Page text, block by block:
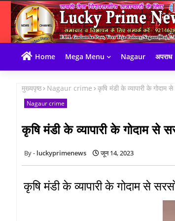
Home Mega Menu Nagaur अपराध
मुख्यपृष्ठ Nagaur crime कृषि मंडी के व्यापारी के
Nagaur crime
कृषि मंडी के व्यापारी के गोदाम
luckyprimenews जून 14, 2023
कृषि मंडी के व्यापारी के गोदाम से